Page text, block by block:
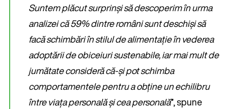
Suntem plăcut surprinși să descoperim în urma
analizei că 59% dintre români sunt deschiși să
facă schimbări în stilul de alimentație în vederea
adoptării de obiceiuri sustenabile, iar mai mult de
jumătate consideră că-și pot schimba
comportamentele pentru a obține un echilibru
între viața personală și cea personală”, spune